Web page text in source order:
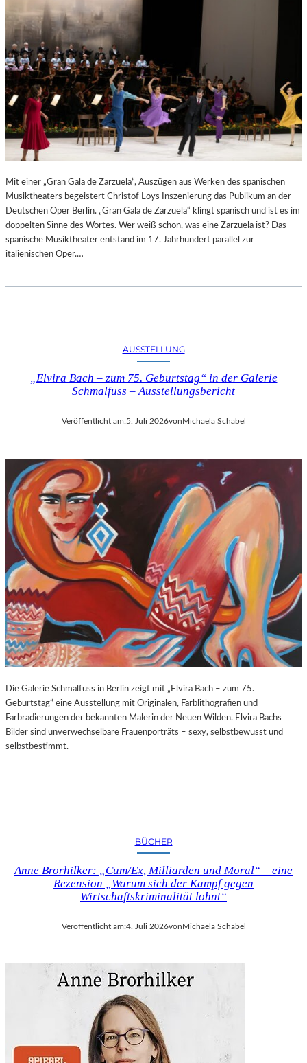
T
–
K
O
Z
E
K
–
I
C
A
Z
A
R
T
S
7
0
.
G
E
B
U
T
S
T
A
Mit einer „Gran Gala de Zarzuela“, Auszügen aus Werken des spanischen
Musiktheaters begeistert Christof Loys Inszenierung das Publikum an der
Deutschen Oper Berlin. „Gran Gala de Zarzuela“ klingt spanisch und ist es im
doppelten Sinne des Wortes. Wer weiß schon, was eine Zarzuela ist? Das
spanische Musiktheater entstand im 17. Jahrhundert parallel zur
italienischen Oper.…
AUSSTELLUNG
„Elvira Bach – zum 75. Geburtstag“ in der Galerie
Schmalfuss – Ausstellungsbericht
Veröffentlicht am:5. Juli 2026von Michaela Schabel
Die Galerie Schmalfuss in Berlin zeigt mit „Elvira Bach – zum 75.
Geburtstag“ eine Ausstellung mit Originalen, Farblithografien und
Farbradierungen der bekannten Malerin der Neuen Wilden. Elvira Bachs
Bilder sind unverwechselbare Frauenporträts – sexy, selbstbewusst und
selbstbestimmt.
BÜCHER
Anne Brorhilker: „Cum/Ex, Milliarden und Moral“ – eine
Rezension „Warum sich der Kampf gegen
Wirtschaftskriminalität lohnt“
Veröffentlicht am:4. Juli 2026vonMichaela Schabel